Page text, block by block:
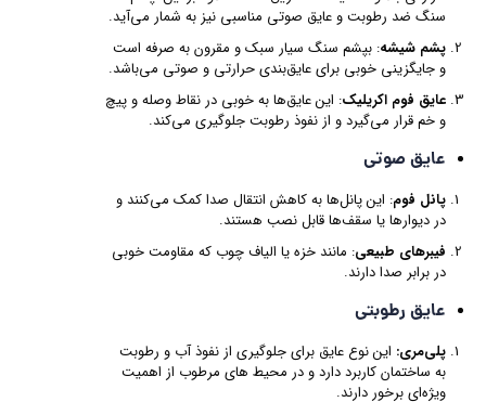
سنگ ضد رطوبت و عایق صوتی مناسبی نیز به شمار می‌آید.
پشم شیشه: بپشم سنگ سیار سبک و مقرون به صرفه است
و جایگزینی خوبی برای عایق‌بندی حرارتی و صوتی می‌باشد.
عایق‌ فوم اکریلیک: این عایق‌ها به خوبی در نقاط وصله و پیچ
و خم قرار می‌گیرد و از نفوذ رطوبت جلوگیری می‌کند.
عایق‌ صوتی
پانل‌ فوم: این پانل‌ها به کاهش انتقال صدا کمک می‌کنند و
در دیوارها یا سقف‌ها قابل نصب هستند.
فیبرهای طبیعی: مانند خزه یا الیاف چوب که مقاومت خوبی
در برابر صدا دارند.
عایق‌ رطوبتی
پلی‌مری: این نوع عایق‌ برای جلوگیری از نفوذ آب و رطوبت
به ساختمان کاربرد دارد و در محیط‌ های مرطوب از اهمیت
ویژه‌ای برخور دارند.